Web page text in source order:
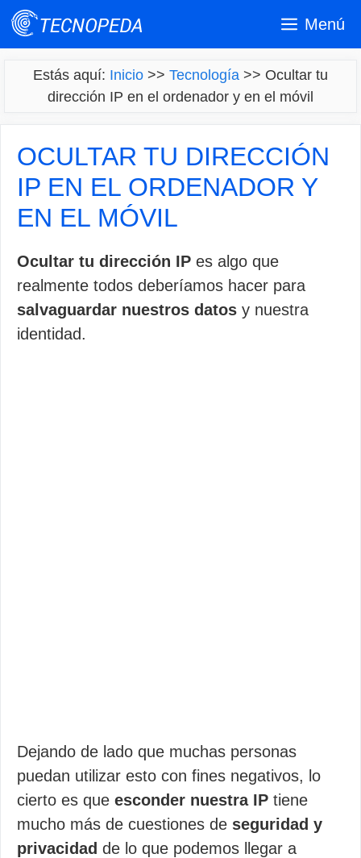
Saltar
Menú
Estás aquí: Inicio >> Tecnología >> Ocultar tu
dirección IP en el ordenador y en el móvil
OCULTAR TU DIRECCIÓN
IP EN EL ORDENADOR Y
EN EL MÓVIL
Ocultar tu dirección IP es algo que
realmente todos deberíamos hacer para
salvaguardar nuestros datos y nuestra
identidad.
Dejando de lado que muchas personas
puedan utilizar esto con fines negativos, lo
cierto es que esconder nuestra IP tiene
mucho más de cuestiones de seguridad y
privacidad de lo que podemos llegar a